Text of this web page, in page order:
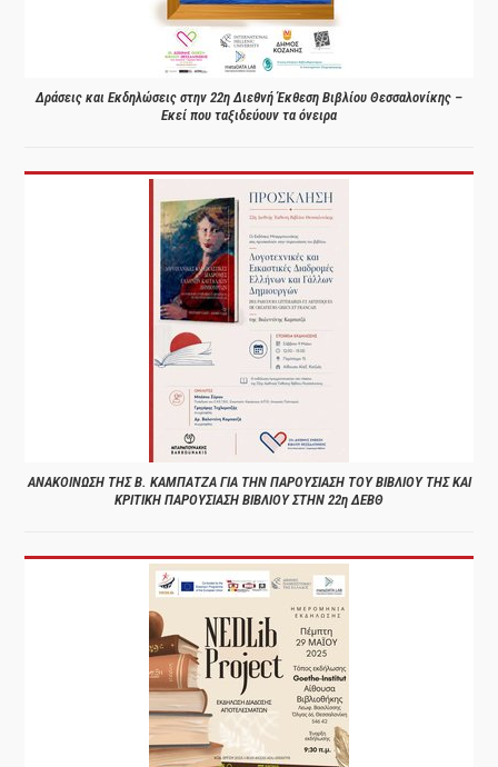
Δράσεις και Εκδηλώσεις στην 22η Διεθνή Έκθεση Βιβλίου Θεσσαλονίκης –
Εκεί που ταξιδεύουν τα όνειρα
ΑΝΑΚΟΙΝΩΣΗ ΤΗΣ Β. ΚΑΜΠΑΤΖΑ ΓΙΑ ΤΗΝ ΠΑΡΟΥΣΙΑΣΗ ΤΟΥ ΒΙΒΛΙΟΥ ΤΗΣ ΚΑΙ
ΚΡΙΤΙΚΗ ΠΑΡΟΥΣΙΑΣΗ ΒΙΒΛΙΟΥ ΣΤΗΝ 22η ΔΕΒΘ